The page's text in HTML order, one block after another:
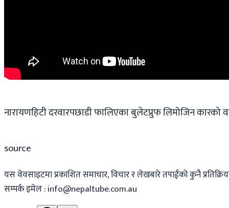
नारायणहिटी दरवारपछाडी फालिएका बुलेटप्रुफ लिमोजिन कारको
source
यस वेवसाइटमा प्रकाशित समाचार, विचार र लेखबारे तपाईंको कुनै
सम्पर्क इमेल :info@nepaltube.com.au